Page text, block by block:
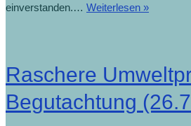
einverstanden.… Weiterlesen »Ex-
will
Raschere
Begutachtung